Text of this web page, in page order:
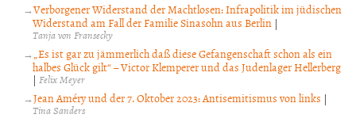
Verborgener Widerstand der Machtlosen: Infrapolitik im jüdischen
Widerstand am Fall der Familie Sinasohn aus Berlin |
Tanja von Fransecky
„Es ist gar zu jämmerlich daß diese Gefangenschaft schon als ein
halbes Glück gilt“ – Victor Klemperer und das Judenlager Hellerberg
| Felix Meyer
Jean Améry und der 7. Oktober 2023: Antisemitismus von links |
Tina Sanders